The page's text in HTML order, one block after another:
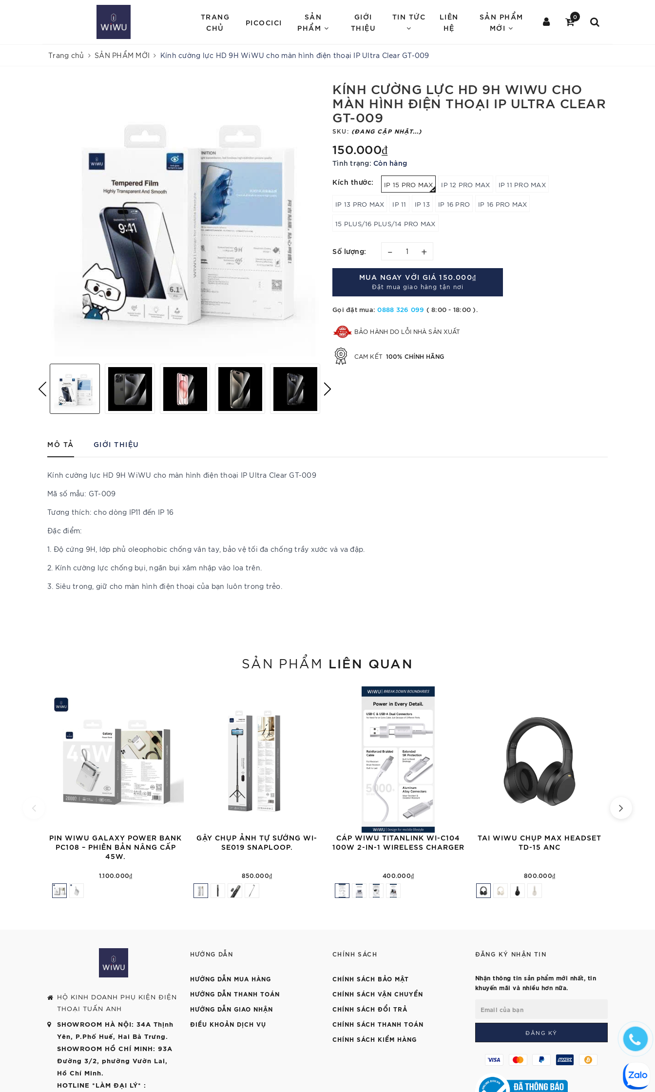
TRANG
CHỦ
PICOCICI
SẢN
PHẨM
GIỚI
THIỆU
TIN TỨC
LIÊN
HỆ
SẢN PHẨM
MỚI
0
Trang chủ SẢN PHẨM MỚI Kính cường lực HD 9H WiWU cho màn hình điện thoại IP Ultra Clear GT-009
KÍNH CƯỜNG LỰC HD 9H WIWU CHO
MÀN HÌNH ĐIỆN THOẠI IP ULTRA CLEAR
GT-009
SKU: (ĐANG CẬP NHẬT...)
150.000₫
Tình trạng: Còn hàng
Kích thước: IP 15 PRO MAX IP 12 PRO MAX IP 11 PRO MAX
IP 13 PRO MAX IP 11 IP 13 IP 16 PRO IP 16 PRO MAX
15 PLUS/16 PLUS/14 PRO MAX
Số lượng: – +
MUA NGAY VỚI GIÁ150.000₫
Đặt mua giao hàng tận nơi
Gọi đặt mua:0888 326 099 ( 8:00 - 18:00 ).
BẢO HÀNH DO LỖI NHÀ SẢN XUẤT
CAM KẾT 100% CHÍNH HÃNG
MÔ TẢ GIỚI THIỆU
Kính cường lực HD 9H WiWU cho màn hình điện thoại IP Ultra Clear GT-009
Mã số mẫu: GT-009
Tương thích: cho dòng IP11 đến IP 16
Đặc điểm:
1. Độ cứng 9H, lớp phủ oleophobic chống vân tay, bảo vệ tối đa chống trầy xước và va đập.
2. Kính cường lực chống bụi, ngăn bụi xâm nhập vào loa trên.
3. Siêu trong, giữ cho màn hình điện thoại của bạn luôn trong trẻo.
SẢN PHẨM LIÊN QUAN
PIN WIWU GALAXY POWER BANK
PC108 – PHIÊN BẢN NÂNG CẤP
45W.
1.100.000₫
GẬY CHỤP ẢNH TỰ SƯỚNG WI-
SE019 SNAPLOOP.
850.000₫
CÁP WIWU TITANLINK WI-C104
100W 2-IN-1 WIRELESS CHARGER
400.000₫
TAI WIWU CHỤP MAX HEADSET
TD-15 ANC
800.000₫
HỘ KINH DOANH PHỤ KIỆN ĐIỆN
THOẠI TUẤN ANH
SHOWROOM HÀ NỘI: 34A Thịnh
Yên, P.Phố Huế, Hai Bà Trưng.
SHOWROOM HỒ CHÍ MINH: 93A
Đường 3/2, phường Vườn Lai,
Hồ Chí Minh.
HOTLINE *LÀM ĐẠI LÝ* :
HƯỚNG DẪN
HƯỚNG DẪN MUA HÀNG
HƯỚNG DẪN THANH TOÁN
HƯỚNG DẪN GIAO NHẬN
ĐIỀU KHOẢN DỊCH VỤ
CHÍNH SÁCH
CHÍNH SÁCH BẢO MẬT
CHÍNH SÁCH VẬN CHUYỂN
CHÍNH SÁCH ĐỔI TRẢ
CHÍNH SÁCH THANH TOÁN
CHÍNH SÁCH KIỂM HÀNG
ĐĂNG KÝ NHẬN TIN
Nhận thông tin sản phẩm mới nhất, tin
khuyến mãi và nhiều hơn nữa.
ĐĂNG KÝ